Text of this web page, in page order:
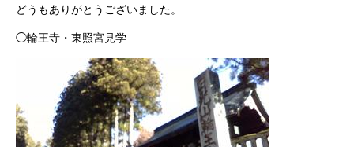
どうもありがとうございました。
◯輪王寺・東照宮見学